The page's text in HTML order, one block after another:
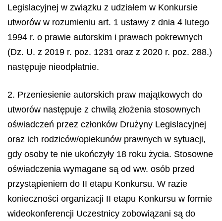
Legislacyjnej w związku z udziałem w Konkursie
utworów w rozumieniu art. 1 ustawy z dnia 4 lutego
1994 r. o prawie autorskim i prawach pokrewnych
(Dz. U. z 2019 r. poz. 1231 oraz z 2020 r. poz. 288.)
następuje nieodpłatnie.
2. Przeniesienie autorskich praw majątkowych do
utworów następuje z chwilą złożenia stosownych
oświadczeń przez członków Drużyny Legislacyjnej
oraz ich rodziców/opiekunów prawnych w sytuacji,
gdy osoby te nie ukończyły 18 roku życia. Stosowne
oświadczenia wymagane są od ww. osób przed
przystąpieniem do II etapu Konkursu. W razie
konieczności organizacji II etapu Konkursu w formie
wideokonferencji Uczestnicy zobowiązani są do